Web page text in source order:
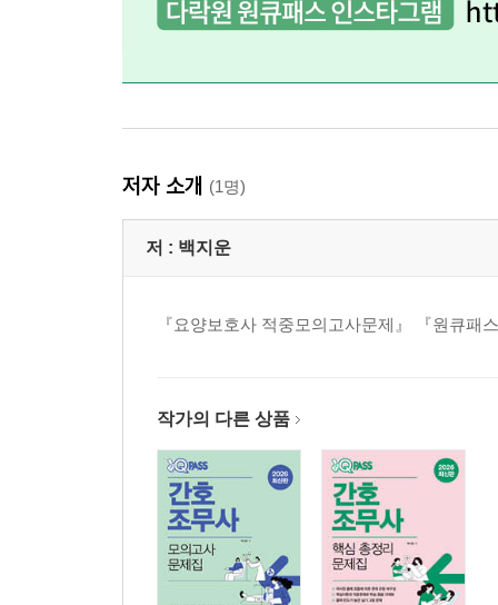
저자 소개 (1명)
저 : 백지운
『요양보호사 적중모의고사문제』 『원큐패
작가의 다른 상품